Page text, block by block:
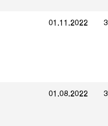
01.11.2022
01.08.2022